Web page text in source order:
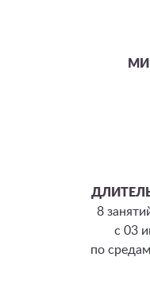
8
с 03
по